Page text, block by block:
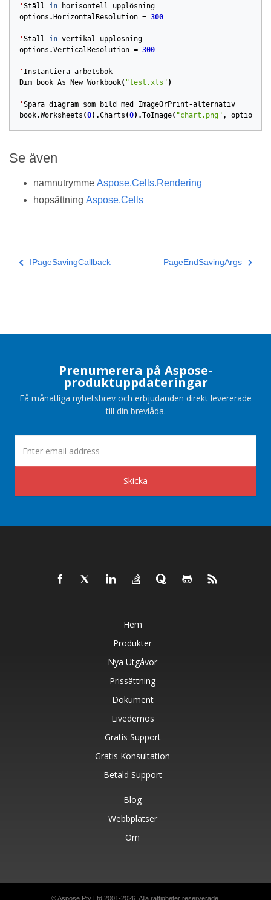
'Ställ in horisontell
upplösning
options . HorizontalResolution = 300
'Ställ in vertikal
upplösning
options .VerticalResolution = 300
' Instantiera arbetsbok
Dim
book As New Workbook( "test.xls" )
'Spara diagram som bild med ImageOrPrint-alternativ
book.Worksheets (0).Charts (0).ToImage( "chart.png" , options
Se även
namnutrymme Aspose.Cells.Rendering
hopsättning Aspose.Cells
IPageSavingCallback PageEndSavingArgs
Prenumerera på Aspose-
produktuppdateringar
Få månatliga nyhetsbrev och erbjudanden direkt levererade
till din brevlåda.
Skicka
Hem
Produkter
Nya Utgåvor
Prissättning
Dokument
Livedemos
Gratis Support
Gratis Konsultation
Betald Support
Blog
Webbplatser
Om
© Aspose Pty Ltd 2001-2026. Alla rättigheter reserverade.